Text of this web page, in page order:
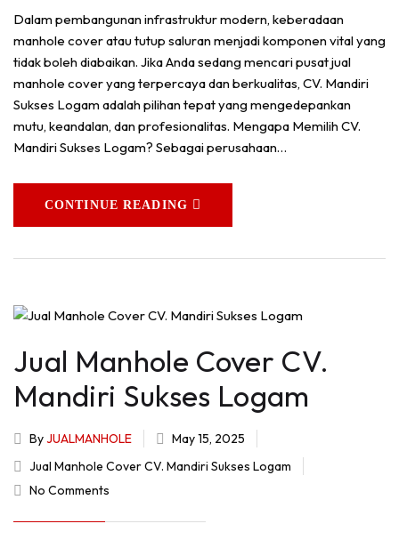
Dalam pembangunan infrastruktur modern, keberadaan
manhole cover atau tutup saluran menjadi komponen vital yang
tidak boleh diabaikan. Jika Anda sedang mencari pusat jual
manhole cover yang terpercaya dan berkualitas, CV. Mandiri
Sukses Logam adalah pilihan tepat yang mengedepankan
mutu, keandalan, dan profesionalitas. Mengapa Memilih CV.
Mandiri Sukses Logam? Sebagai perusahaan…
CONTINUE READING
Jual Manhole Cover CV.
Mandiri Sukses Logam
ByJUALMANHOLE
May 15, 2025
Jual Manhole Cover CV. Mandiri Sukses Logam
No Comments